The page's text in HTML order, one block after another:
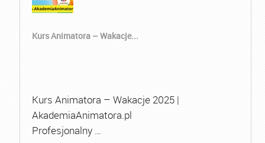
Kurs Animatora – Wakacje...
Kurs Animatora – Wakacje 2025 |
AkademiaAnimatora.pl
Profesjonalny …